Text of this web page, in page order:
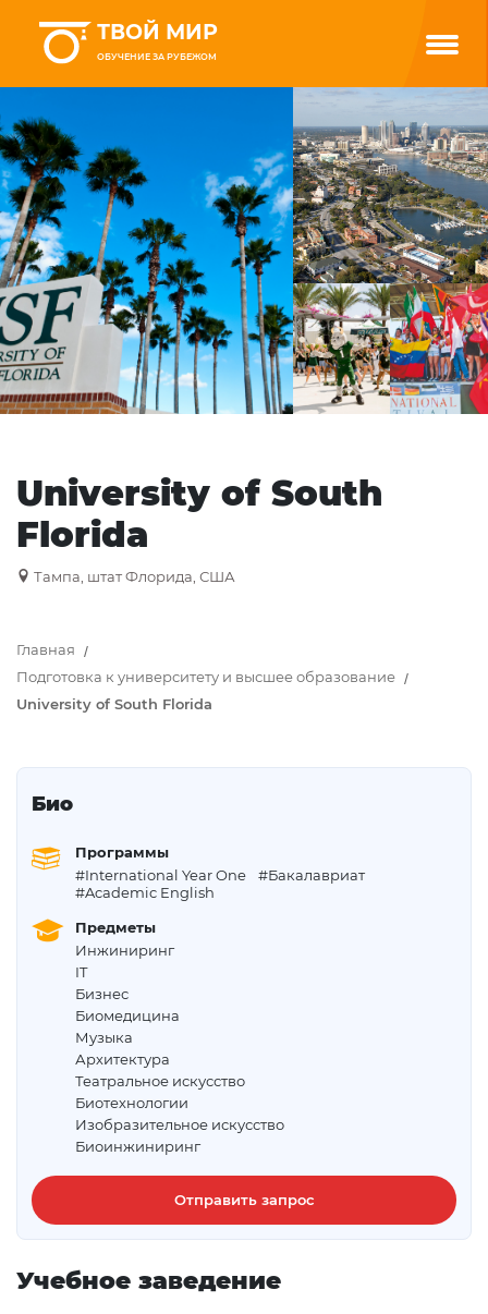
ТВОЙ МИР
ОБУЧЕНИЕ ЗА РУБЕЖОМ
University of South
Florida
Тампа, штат Флорида, США
Главная
Подготовка к университету и высшее образование
University of South Florida
Био
Программы
#International Year One
#Бакалавриат
#Academic English
Предметы
Инжиниринг
IT
Бизнес
Биомедицина
Музыка
Архитектура
Театральное искусство
Биотехнологии
Изобразительное искусство
Биоинжиниринг
Отправить запрос
Учебное заведение